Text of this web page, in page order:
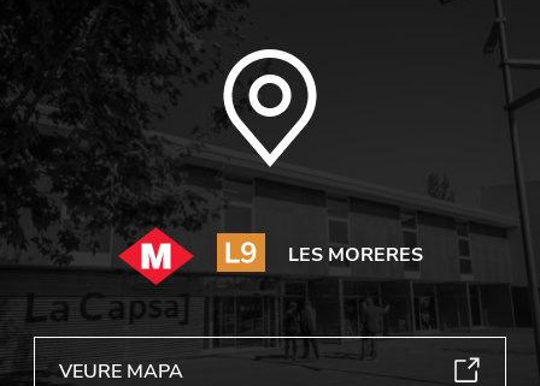
LES MORERES
VEURE MAPA